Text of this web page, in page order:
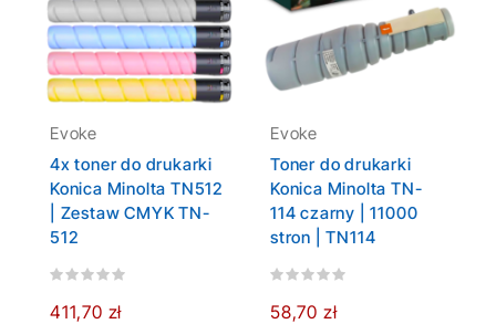
Evoke
4x toner do drukarki
Konica Minolta TN512
| Zestaw CMYK TN-
512
411,70 zł
Evoke
Toner do drukarki
Konica Minolta TN-
114 czarny | 11000
stron | TN114
58,70 zł